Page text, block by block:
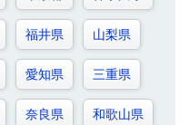
福井県 山梨県
愛知県 三重県
奈良県 和歌山県